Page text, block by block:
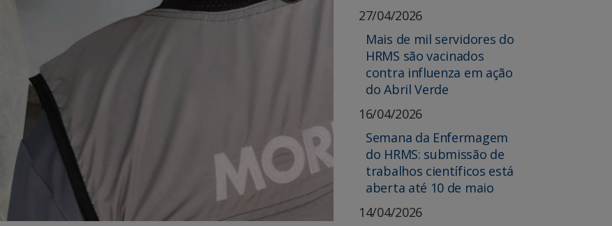
27/04/2026
Mais de mil servidores do
HRMS são vacinados
contra influenza em ação
do Abril Verde
16/04/2026
Semana da Enfermagem
do HRMS: submissão de
trabalhos científicos está
aberta até 10 de maio
14/04/2026